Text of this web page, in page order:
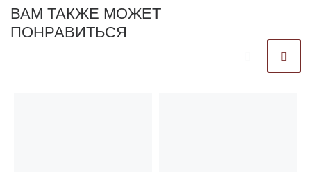
ВАМ ТАКЖЕ МОЖЕТ
ПОНРАВИТЬСЯ